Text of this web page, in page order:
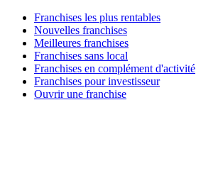
Franchises les plus rentables
Nouvelles franchises
Meilleures franchises
Franchises sans local
Franchises en complément d'activité
Franchises pour investisseur
Ouvrir une franchise